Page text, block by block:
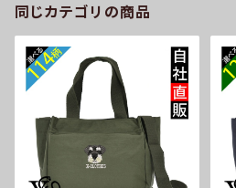
g175-b09-s
同じカテゴリの商品